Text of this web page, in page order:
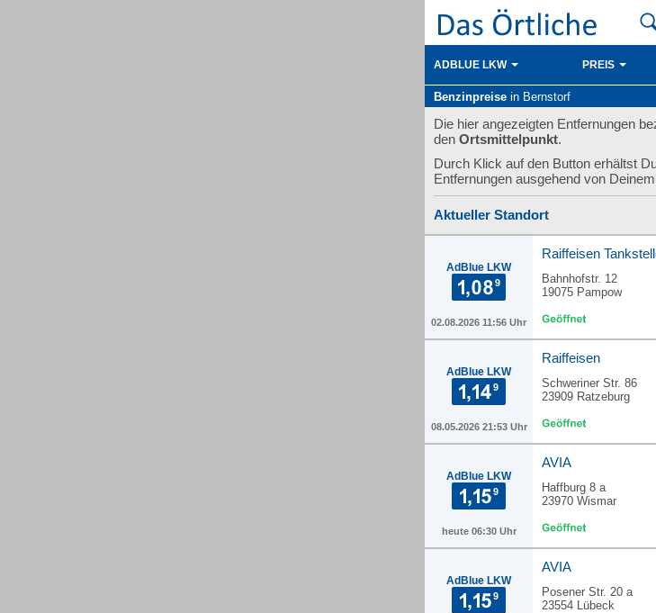
ADBLUE LKW PREIS
Benzinpreise in Bernstorf
Die hier angezeigten Entfernungen
den Ortsmittelpunkt.
Durch Klick auf den Button erhältst
Entfernungen ausgehend von
Aktueller Standort
AdBlue LKW
02.08.2026 11:56 Uhr
Raiffeisen
Bahnhofstr. 12
19075 Pampow
AdBlue LKW
08.05.2026 21:53 Uhr
Raiffeisen
Schweriner Str. 86
23909 Ratzeburg
AdBlue LKW
heute 06:30 Uhr
AVIA
Haffburg 8 a
23970 Wismar
AdBlue LKW
AVIA
Posener Str. 20 a
23554 Lübeck